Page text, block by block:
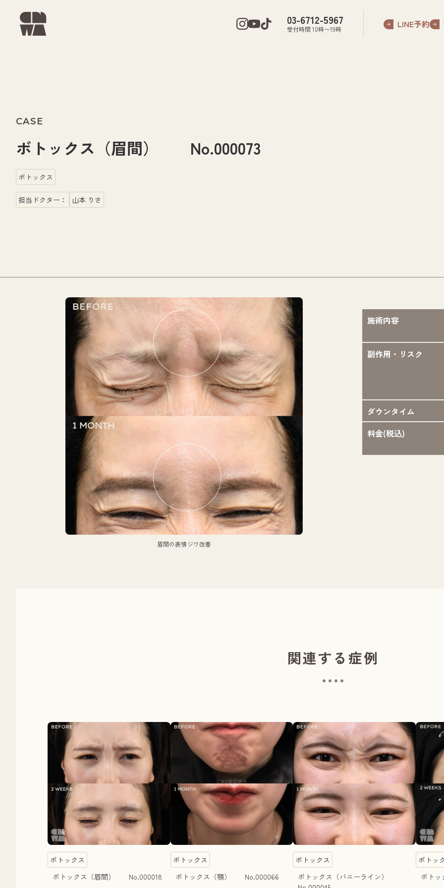
03-6712-5967
受付時間 10時〜19時 LINE予約
CASE
ボトックス（眉間） No.000073
ボトックス
担当ドクター： 山本 りさ
眉間の表情ジワ改善
施術内容
副作用・リスク
ダウンタイム
料金(税込)
関連する症例
ボトックス
ボトックス（眉間） No.000018
ボトックス
ボトックス（顎） No.000066
ボトックス
ボトックス（バニーライン）
ボトッ
ボト